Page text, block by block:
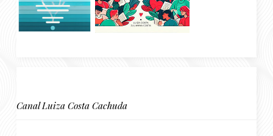
Canal Luiza Costa Cachuda